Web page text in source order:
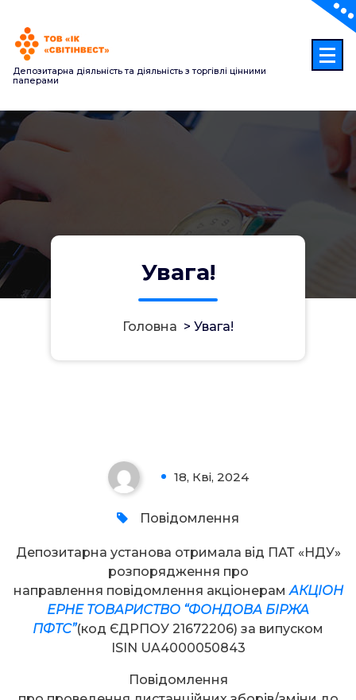
контенту
Депозитарна діяльність та діяльність з торгівлі цінними
паперами
Увага!
Головна > Увага!
18, Кві, 2024
Повідомлення
Депозитарна установа отримала від ПАТ «НДУ»
розпорядження про
направлення повідомлення акціонерам АКЦІОН
ЕРНЕ ТОВАРИСТВО “ФОНДОВА БІРЖА
ПФТС”(код ЄДРПОУ 21672206) за випуском
ISIN UA4000050843
Повідомлення